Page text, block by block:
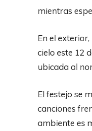
mientras
En el
cielo este 12
ubicada al
El festejo se
canciones
ambiente es